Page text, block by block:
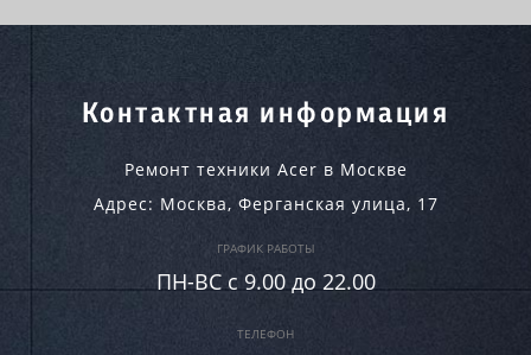
Контактная информация
Ремонт техники Acer в Москве
Адрес: Москва, Ферганская улица, 17
ГРАФИК РАБОТЫ
ПН-ВC c 9.00 до 22.00
ТЕЛЕФОН